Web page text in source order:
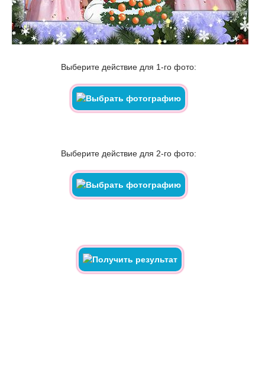
Выберите действие для 1-го фото:
Выберите действие для 2-го фото: